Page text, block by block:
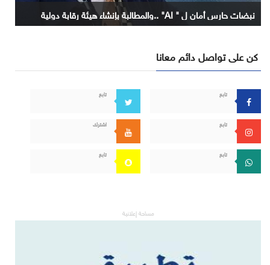
نبضات حارس أمان ل " AI" ..والمطالبة بإنشاء هيئة رقابة دولية
كن على تواصل دائم معانا
تابع تابع
تابع اشترك
تابع تابع
مساحة إعلانية